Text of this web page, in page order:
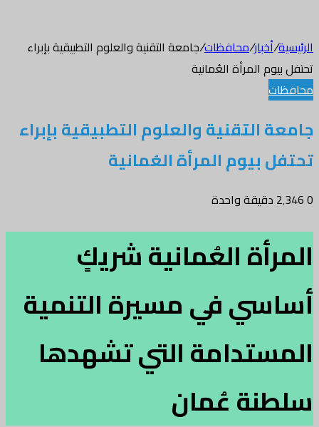
الرئيسية/أخبار/محافظات/جامعة التقنية والعلوم التطبيقية بإبراء
تحتفل بيوم المرأة العُمانية
محافظات
جامعة التقنية والعلوم التطبيقية بإبراء
تحتفل بيوم المرأة العُمانية
0 دقيقة واحدة
المرأة العُمانية شريكٍ
أساسي في مسيرة التنمية
المستدامة التي تشهدها
سلطنة عُمان